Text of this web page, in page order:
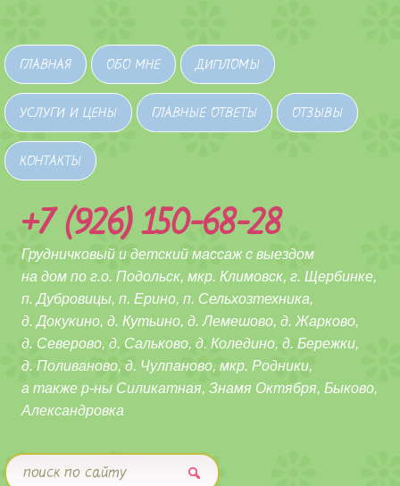
ГЛАВНАЯ ОБО МНЕ ДИПЛОМЫ
УСЛУГИ И ЦЕНЫ ГЛАВНЫЕ ОТВЕТЫ ОТЗЫВЫ
КОНТАКТЫ
+7 (926) 150-68-28
Грудничковый и детский массаж с выездом
на дом по г.о. Подольск, мкр. Климовск, г. Щербинке,
п. Дубровицы, п. Ерино, п. Сельхозтехника,
д. Докукино, д. Кутьино, д. Лемешово, д. Жарково,
д. Северово, д. Сальково, д. Коледино, д. Бережки,
д. Поливаново, д. Чулпаново, мкр. Родники,
а также р-ны Силикатная, Знамя Октября, Быково,
Александровка